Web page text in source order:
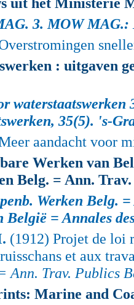
3. MOW MAG.:
: uitgaven
waterstaatswerken
, 35(5). 's-
aandacht voor
Werken van
Belg. = Ann.
Werken Belg.
België = Annales
(1912) Projet de loi
et aux
Ann. Trav. Publics
Marine and